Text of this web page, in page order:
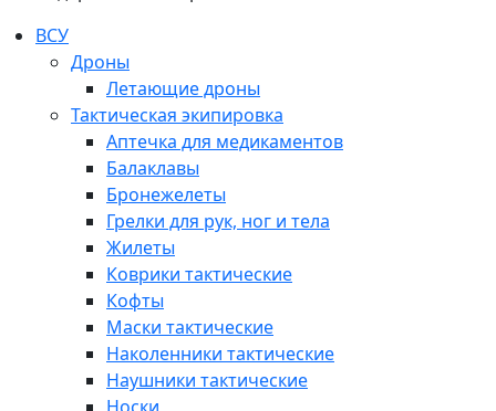
ВСУ
Дроны
Летающие дроны
Тактическая экипировка
Аптечка для медикаментов
Балаклавы
Бронежелеты
Грелки для рук, ног и тела
Жилеты
Коврики тактические
Кофты
Маски тактические
Наколенники тактические
Наушники тактические